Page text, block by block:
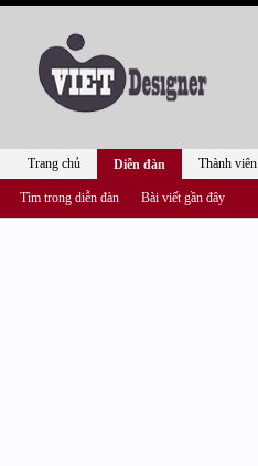
Trang chủ Diễn đàn
Tìm trong diễn đàn Bài viết gần đây
Thành viên